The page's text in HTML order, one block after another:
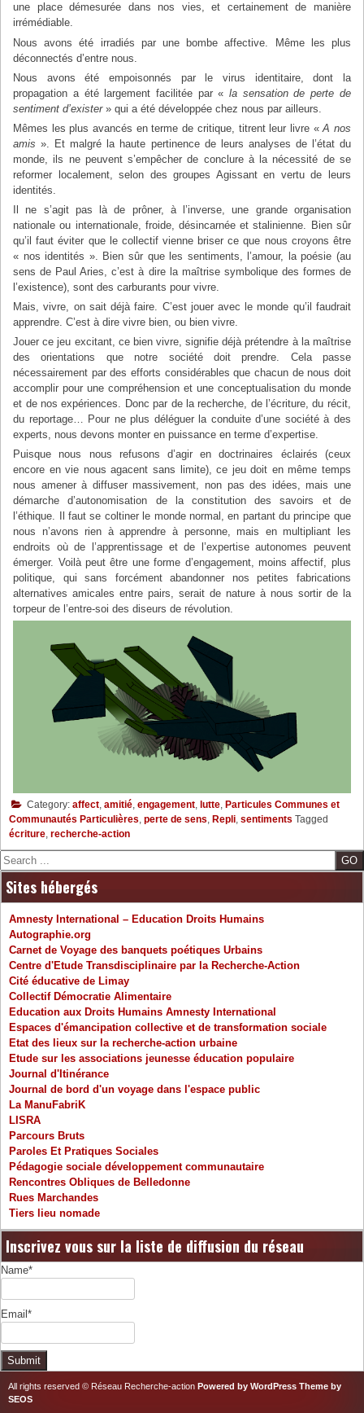
une place démesurée dans nos vies, et certainement de manière
irrémédiable.
Nous avons été irradiés par une bombe affective. Même les plus
déconnectés d’entre nous.
Nous avons été empoisonnés par le virus identitaire, dont la
propagation a été largement facilitée par «la sensation de perte de
sentiment d’exister» qui a été développée chez nous par ailleurs.
Mêmes les plus avancés en terme de critique, titrent leur livre «A nos
amis». Et malgré la haute pertinence de leurs analyses de l’état du
monde, ils ne peuvent s’empêcher de conclure à la nécessité de se
reformer localement, selon des groupes Agissant en vertu de leurs
identités.
Il ne s’agit pas là de prôner, à l’inverse, une grande organisation
nationale ou internationale, froide, désincarnée et stalinienne. Bien sûr
qu’il faut éviter que le collectif vienne briser ce que nous croyons être
« nos identités ». Bien sûr que les sentiments, l’amour, la poésie (au
sens de Paul Aries, c’est à dire la maîtrise symbolique des formes de
l’existence), sont des carburants pour vivre.
Mais, vivre, on sait déjà faire. C’est jouer avec le monde qu’il faudrait
apprendre. C’est à dire vivre bien, ou bien vivre.
Jouer ce jeu excitant, ce bien vivre, signifie déjà prétendre à la maîtrise
des orientations que notre société doit prendre. Cela passe
nécessairement par des efforts considérables que chacun de nous doit
accomplir pour une compréhension et une conceptualisation du monde
et de nos expériences. Donc par de la recherche, de l’écriture, du récit,
du reportage… Pour ne plus déléguer la conduite d’une société à des
experts, nous devons monter en puissance en terme d’expertise.
Puisque nous nous refusons d’agir en doctrinaires éclairés (ceux
encore en vie nous agacent sans limite), ce jeu doit en même temps
nous amener à diffuser massivement, non pas des idées, mais une
démarche d’autonomisation de la constitution des savoirs et de
l’éthique. Il faut se coltiner le monde normal, en partant du principe que
nous n’avons rien à apprendre à personne, mais en multipliant les
endroits où de l’apprentissage et de l’expertise autonomes peuvent
émerger. Voilà peut être une forme d’engagement, moins affectif, plus
politique, qui sans forcément abandonner nos petites fabrications
alternatives amicales entre pairs, serait de nature à nous sortir de la
torpeur de l’entre-soi des diseurs de révolution.
Category: affect, amitié, engagement, lutte, Particules Communes et
Communautés Particulières, perte de sens, Repli, sentiments Tagged
écriture, recherche-action
Search
Sites hébergés
Amnesty International – Education Droits Humains
Autographie.org
Carnet de Voyage des banquets poétiques Urbains
Centre d'Etude Transdisciplinaire par la Recherche-Action
Cité éducative de Limay
Collectif Démocratie Alimentaire
Education aux Droits Humains Amnesty International
Espaces d'émancipation collective et de transformation sociale
Etat des lieux sur la recherche-action urbaine
Etude sur les associations jeunesse éducation populaire
Journal d'Itinérance
Journal de bord d'un voyage dans l'espace public
La ManuFabriK
LISRA
Parcours Bruts
Paroles Et Pratiques Sociales
Pédagogie sociale développement communautaire
Rencontres Obliques de Belledonne
Rues Marchandes
Tiers lieu nomade
Inscrivez vous sur la liste de diffusion du réseau
Name*
Email*
All rights reserved © Réseau Recherche-action Powered by WordPress Theme by
SEOS